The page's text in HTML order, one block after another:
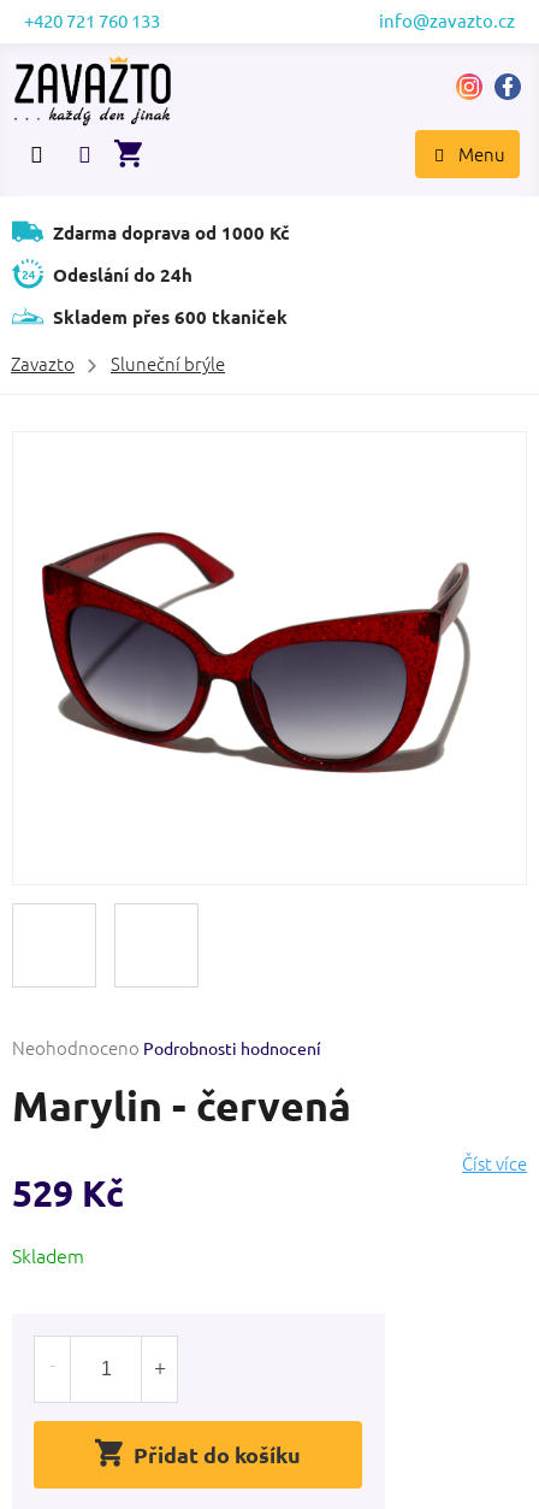
Přejít
obsah
+420 721 760 133 info@zavazto.cz
NÁKUPNÍ
Zdarma doprava od 1000 Kč
Odeslání do 24h
Skladem přes 600 tkaniček
Zavazto Sluneční brýle
Průměrné
produktu
je
5
hvězdiček.
Neohodnoceno Podrobnosti hodnocení
Marylin - červená
Číst více
529 Kč
cena:
Skladem
Přidat do košíku